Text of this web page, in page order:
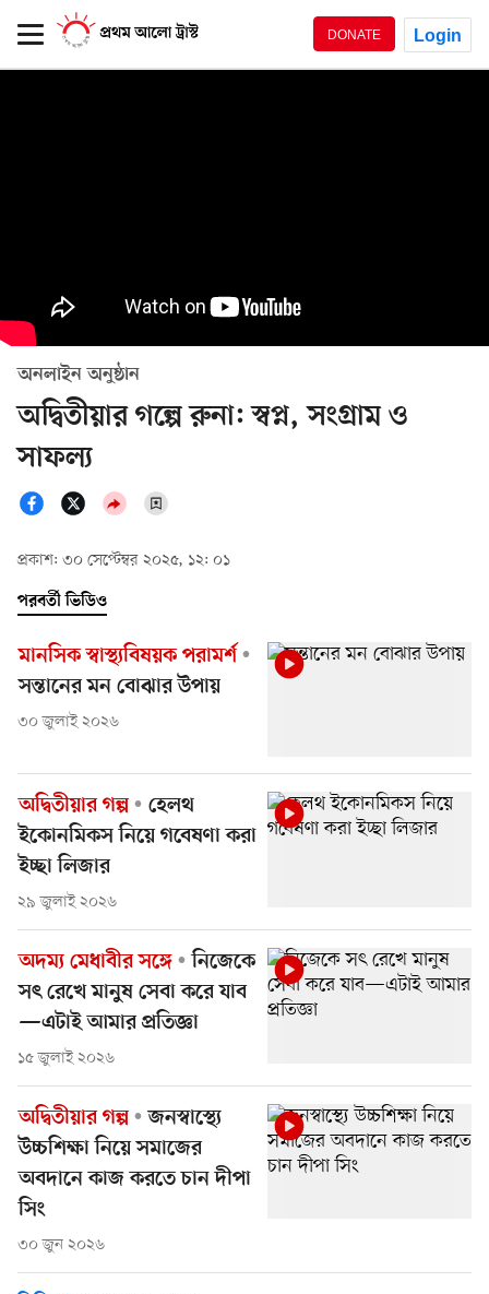
DONATE Login
অনলাইন অনুষ্ঠান
অদ্বিতীয়ার গল্পে রুনা: স্বপ্ন, সংগ্রাম ও
সাফল্য
প্রকাশ: ৩০ সেপ্টেম্বর ২০২৫, ১২: ০১
পরবর্তী ভিডিও
মানসিক স্বাস্থ্যবিষয়ক পরামর্শ
সন্তানের মন বোঝার উপায়
৩০ জুলাই ২০২৬
অদ্বিতীয়ার গল্প
হেলথ
ইকোনমিকস নিয়ে গবেষণা করা
ইচ্ছা লিজার
২৯ জুলাই ২০২৬
অদম্য মেধাবীর সঙ্গে
নিজেকে
সৎ রেখে মানুষ সেবা করে যাব
—এটাই আমার প্রতিজ্ঞা
১৫ জুলাই ২০২৬
অদ্বিতীয়ার গল্প
জনস্বাস্থ্যে
উচ্চশিক্ষা নিয়ে সমাজের
অবদানে কাজ করতে চান দীপা
সিং
৩০ জুন ২০২৬